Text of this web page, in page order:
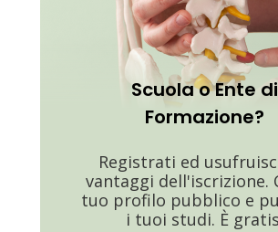
Scuola o Ente di
Formazione?
Registrati ed
vantaggi dell'iscrizione.
tuo profilo pubblico e
i tuoi studi. È